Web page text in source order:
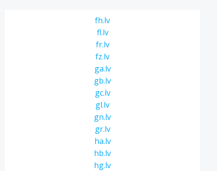
fh.lv
fl.lv
fr.lv
fz.lv
ga.lv
gb.lv
gc.lv
gl.lv
gn.lv
gr.lv
ha.lv
hb.lv
hg.lv